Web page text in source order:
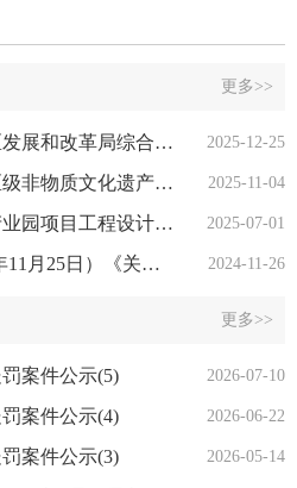
更多>>
关于公布《巴中市恩阳区发展和改革局综合性涉企收费目录清单》的通知 2025-12-25
关于公示恩阳区第二批区级非物质文化遗产代表性项目、代表性传承人暨传承人扩展名录推荐名单的公告 2025-11-04
巴中市恩阳区现代农机产业园项目工程设计方案批后公布 2025-07-01
(2024年10月27日至2024年11月25日）《关于公开征求巴中市恩阳区先进制造业发展规划（2024—2027年）（征求意见稿... 2024-11-26
更多>>
案件公示(5) 2026-07-10
案件公示(4) 2026-06-22
案件公示(3) 2026-05-14